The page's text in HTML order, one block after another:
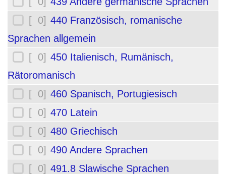
[ 0] 440 Französisch, romanische
Sprachen allgemein
[ 0] 450 Italienisch, Rumänisch,
Rätoromanisch
[ 0] 460 Spanisch, Portugiesisch
[ 0] 470 Latein
[ 0] 480 Griechisch
[ 0] 490 Andere Sprachen
[ 0] 491.8 Slawische Sprachen